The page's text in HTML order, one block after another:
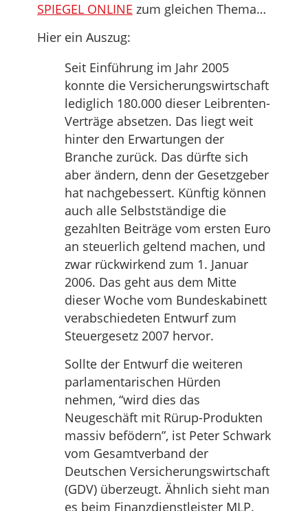
SPIEGEL ONLINE zum gleichen Thema…
Hier ein Auszug:
Seit Einführung im Jahr 2005
konnte die Versicherungswirtschaft
lediglich 180.000 dieser Leibrenten-
Verträge absetzen. Das liegt weit
hinter den Erwartungen der
Branche zurück. Das dürfte sich
aber ändern, denn der Gesetzgeber
hat nachgebessert. Künftig können
auch alle Selbstständige die
gezahlten Beiträge vom ersten Euro
an steuerlich geltend machen, und
zwar rückwirkend zum 1. Januar
2006. Das geht aus dem Mitte
dieser Woche vom Bundeskabinett
verabschiedeten Entwurf zum
Steuergesetz 2007 hervor.
Sollte der Entwurf die weiteren
parlamentarischen Hürden
nehmen, “wird dies das
Neugeschäft mit Rürup-Produkten
massiv befödern”, ist Peter Schwark
vom Gesamtverband der
Deutschen Versicherungswirtschaft
(GDV) überzeugt. Ähnlich sieht man
es beim Finanzdienstleister MLP.